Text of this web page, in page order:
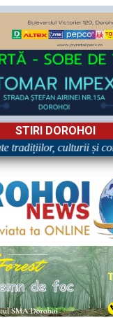
STIRI DOROHOI
culturii și